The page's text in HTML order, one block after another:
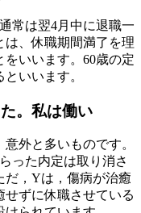
常は翌4月中に退職一
は、休職期間満了を理
いいます。60歳の定
いいます。
。私は働い
外と多いものです。
った内定は取り消さ
だ，Yは，傷病が治癒
ずに休職させている